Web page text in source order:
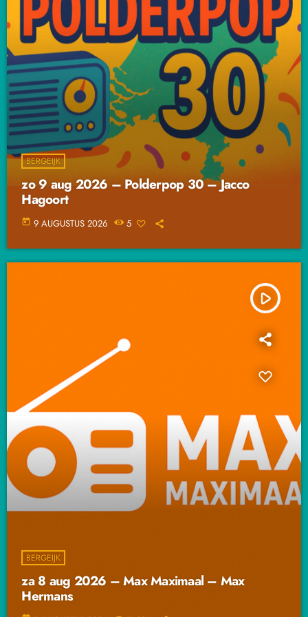
BERGEIJK
zo 9 aug 2026 – Polderpop 30 – Jacco
Hagoort
today 9 AUGUSTUS 2026 5
play_arrow
BERGEIJK
za 8 aug 2026 – Max Maximaal – Max
Hermans